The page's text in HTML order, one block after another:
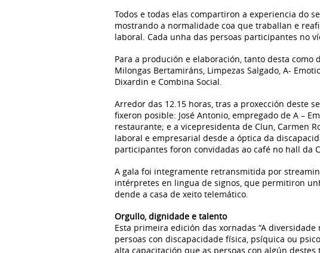
Todos e todas elas compartiron a experiencia do
mostrando a normalidade coa que traballan e
laboral. Cada unha das persoas participantes no
Para a produción e elaboración, tanto desta
Milongas Bertamiráns, Limpezas Salgado, A-
Dixardin e Combina Social.
Arredor das 12.15 horas, tras a proxección deste
fixeron posible: José Antonio, empregado de A –
restaurante; e a vicepresidenta de Clun, Carmen
laboral e empresarial desde a óptica da
participantes foron convidadas ao café no hall da
A gala foi integramente retransmitida por
intérpretes en lingua de signos, que permitiron
dende a casa de xeito telemático.
Orgullo, dignidade e talento
Esta primeira edición das xornadas “A
persoas con discapacidade física, psíquica ou
alta capacitación que as persoas con algún